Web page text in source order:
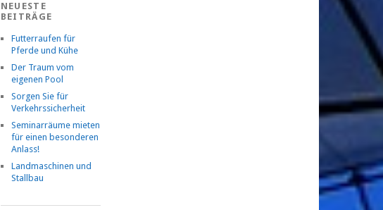
NEUESTE
BEITRÄGE
Futterraufen für
Pferde und Kühe
Der Traum vom
eigenen Pool
Sorgen Sie für
Verkehrssicherheit
Seminarräume mieten
für einen besonderen
Anlass!
Landmaschinen und
Stallbau